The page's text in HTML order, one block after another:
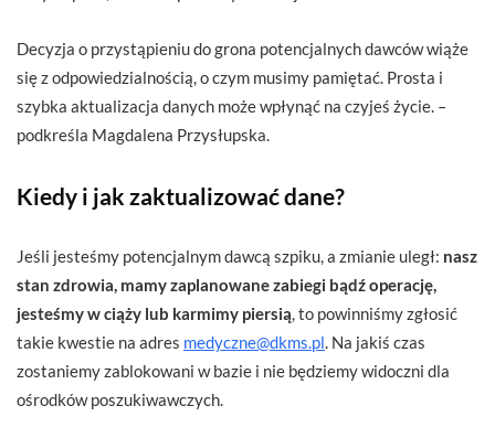
Decyzja o przystąpieniu do grona potencjalnych dawców wiąże
się z odpowiedzialnością, o czym musimy pamiętać. Prosta i
szybka aktualizacja danych może wpłynąć na czyjeś życie. –
podkreśla Magdalena Przysłupska.
Kiedy i jak zaktualizować dane?
Jeśli jesteśmy potencjalnym dawcą szpiku, a zmianie uległ: nasz
stan zdrowia, mamy zaplanowane zabiegi bądź operację,
jesteśmy w ciąży lub karmimy piersią , to powinniśmy zgłosić
takie kwestie na adres medyczne@dkms.pl . Na jakiś czas
zostaniemy zablokowani w bazie i nie będziemy widoczni dla
ośrodków poszukiwawczych.